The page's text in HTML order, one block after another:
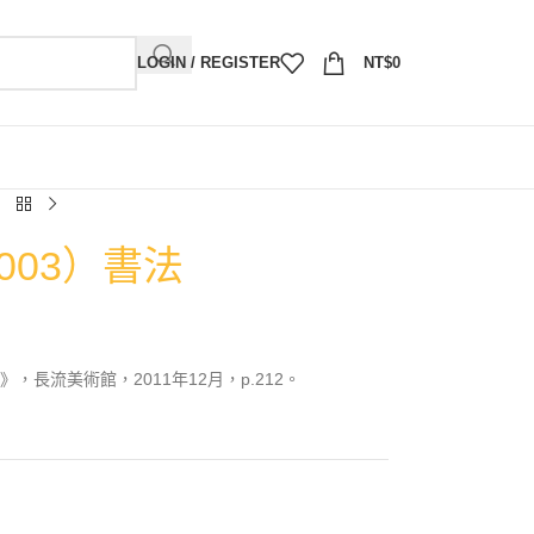
LOGIN / REGISTER NT$0
）書法
，長流美術館，2011年12月，p.212。